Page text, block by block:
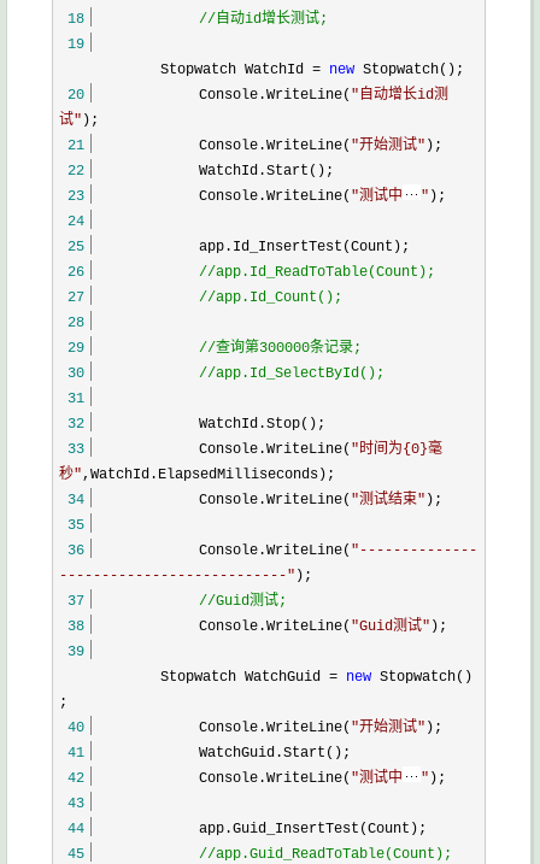
18
// 自动id增长测试;
19
Stopwatch WatchId = new Stopwatch();
20
Console.WriteLine( " 自动增长id测
试" );
21
Console.WriteLine( "开始测试" );
22
WatchId.Start();
23
Console.WriteLine( "测试中 " );
24
25
app.Id_InsertTest(Count);
26
//app.Id_ReadToTable(Count);
27
//app.Id_Count();
28
29
//查询第300000条记录;
30
//app.Id_SelectById();
31
32
WatchId.Stop();
33
Console.WriteLine( "时间为{0}毫
秒",WatchId.ElapsedMilliseconds);
34
Console.WriteLine( "测试结束" );
35
36
Console.WriteLine( " --------------
---------------------------" );
37
//Guid测试;
38
Console.WriteLine( "Guid测试" );
39
Stopwatch WatchGuid = new Stopwatch()
;
40
Console.WriteLine( "开始测试" );
41
WatchGuid.Start();
42
Console.WriteLine( "测试中 " );
43
44
app.Guid_InsertTest(Count);
45
//app.Guid_ReadToTable(Count);